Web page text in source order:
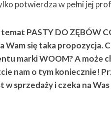
potwierdza w pełni jej
PASTY DO ZĘBÓW
Wam się taka propozycja.
marki WOOM? A może
nam o tym koniecznie!
sprzedaży i czeka na